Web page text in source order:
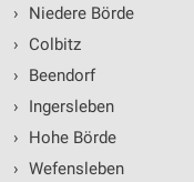
›
Niedere Börde
›
Colbitz
›
Beendorf
›
Ingersleben
›
Hohe Börde
› Wefensleben